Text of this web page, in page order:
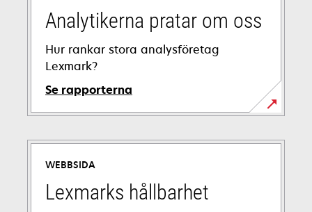
Analytikerna pratar om oss
Hur rankar stora analysföretag
Lexmark?
Se rapporterna
WEBBSIDA
Lexmarks hållbarhet